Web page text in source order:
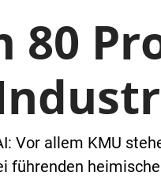
80
Vor allem KMU
führenden